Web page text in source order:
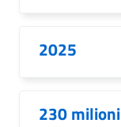
2025
230 milioni